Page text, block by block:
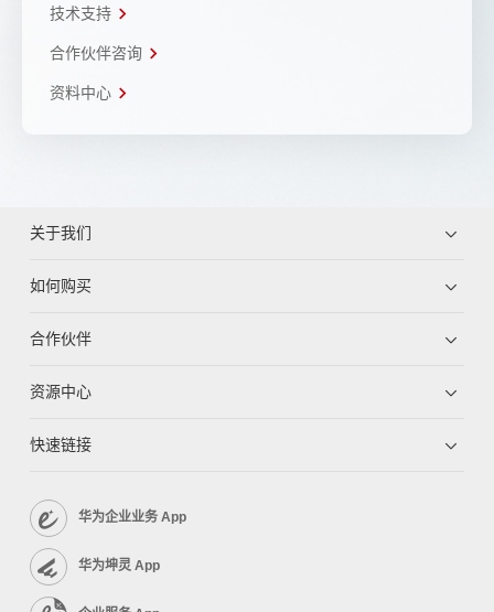
技术支持
合作伙伴咨询
资料中心
关于我们
如何购买
合作伙伴
资源中心
快速链接
华为企业业务 App
华为坤灵 App